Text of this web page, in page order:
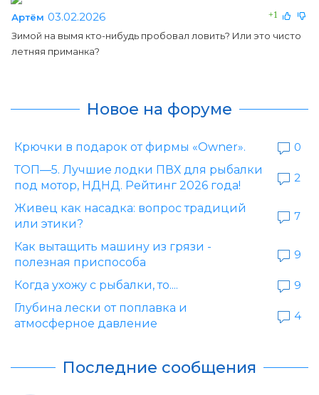
+1
Артём 03.02.2026
Зимой на вымя кто-нибудь пробовал ловить? Или это чисто
летняя приманка?
Новое на форуме
Крючки в подарок от фирмы «Owner».
0
ТОП—5. Лучшие лодки ПВХ для рыбалки
под мотор, НДНД. Рейтинг 2026 года!
2
Живец как насадка: вопрос традиций
или этики?
7
Как вытащить машину из грязи -
полезная приспособа
9
Когда ухожу с рыбалки, то....
9
Глубина лески от поплавка и
атмосферное давление
4
Последние сообщения